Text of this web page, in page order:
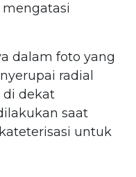
dalam foto yang
radial
di dekat
saat
untuk